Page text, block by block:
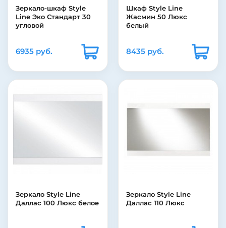
Зеркало-шкаф Style
Line Эко Стандарт 30
угловой
6935 руб.
Шкаф Style Line
Жасмин 50 Люкс
белый
8435 руб.
Зеркало Style Line
Даллас 100 Люкс белое
Зеркало Style Line
Даллас 110 Люкс